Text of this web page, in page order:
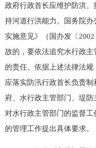
政府行政首长应维护防洪
持河道行洪能力。国务院
实施意见》（国办发〔
故的，要依法追究水行政
的责任。依据上述法律法
应落实防汛行政首长负责
府、水行政主管部门、堤
对水行政主管部门的监督
的管理工作提出具体要求。